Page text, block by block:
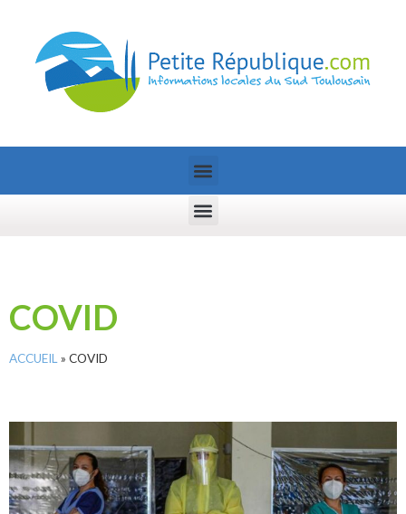
COVID
ACCUEIL » COVID